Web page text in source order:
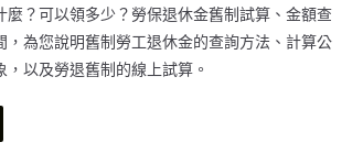
麼？可以領多少？勞保退休金舊制試算、金額查
，為您說明舊制勞工退休金的查詢方法、計算公
，以及勞退舊制的線上試算。